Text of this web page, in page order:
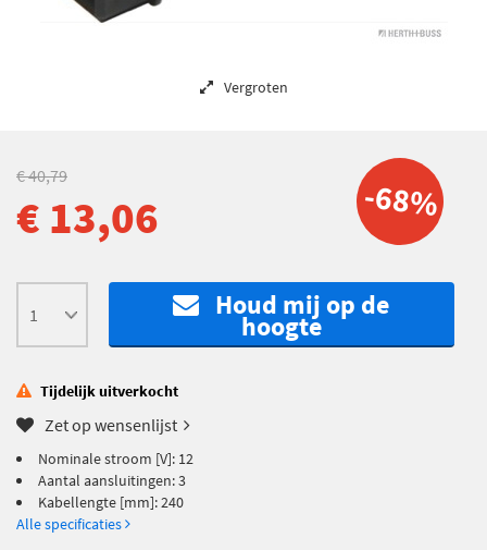
Vergroten
-68%
€ 40,79
€ 13,06
Houd mij op de
hoogte
Tijdelijk uitverkocht
Zet op wensenlijst
Nominale stroom [V]: 12
Aantal aansluitingen: 3
Kabellengte [mm]: 240
Alle specificaties